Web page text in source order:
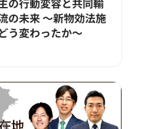
の未来 ～新物効法施
う変わったか～